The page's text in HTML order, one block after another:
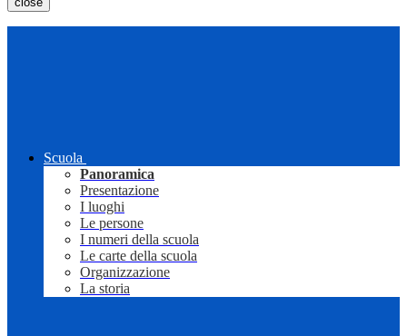
Scuola
Panoramica
Presentazione
I luoghi
Le persone
I numeri della scuola
Le carte della scuola
Organizzazione
La storia